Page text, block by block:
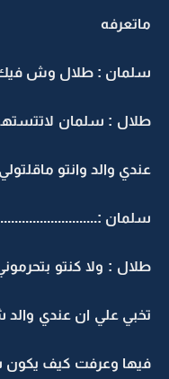
ماتعرفه
سلمان : طلال وش
طلال : سلمان
عندي والد وانتو
سلمان
طلال : ولا كنتو
تخبي علي ان عندي
فيها وعرفت كيف يكون